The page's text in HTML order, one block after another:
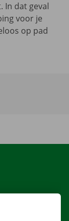
In dat geval
voor je
op pad